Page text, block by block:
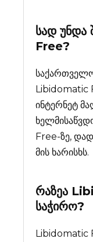
სად უნდა
Free?
Libidomatic
ინტერნეტ
Free-ზე,
მის ხარისხს.
რაზეა
საჭირო?
Libidomatic